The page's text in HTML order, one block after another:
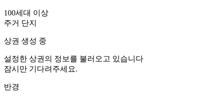
100세대 이상
주거 단지
상권 생성 중
설정한 상권의 정보를 불러오고 있습니다
잠시만 기다려주세요.
반경